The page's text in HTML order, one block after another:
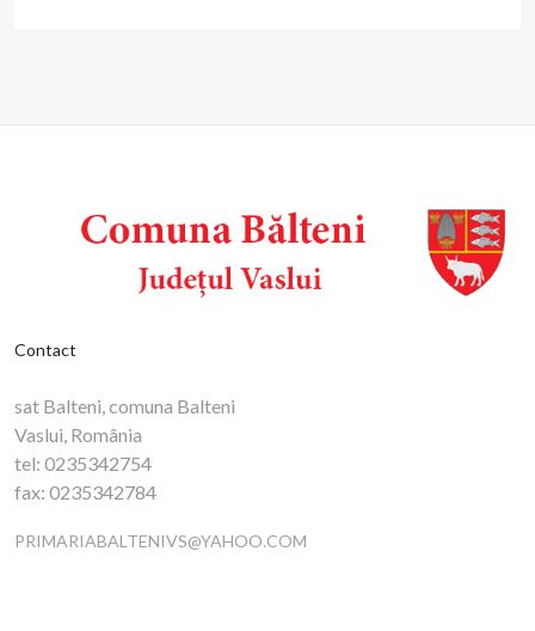
Contact
sat Balteni, comuna Balteni
Vaslui, România
tel: 0235342754
fax: 0235342784
PRIMARIABALTENIVS@YAHOO.COM